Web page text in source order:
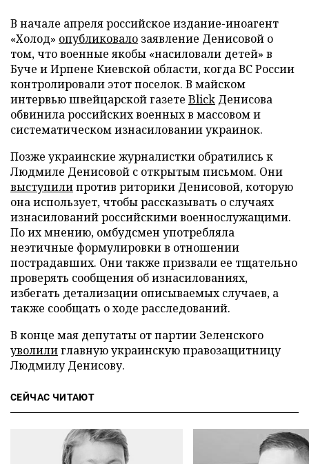
В начале апреля российское издание-иноагент
«Холод» опубликовало заявление Денисовой о
том, что военные якобы «насиловали детей» в
Буче и Ирпене Киевской области, когда ВС России
контролировали этот поселок. В майском
интервью швейцарской газете Blick Денисова
обвинила российских военных в массовом и
систематическом изнасиловании украинок.
Позже украинские журналистки обратились к
Людмиле Денисовой с открытым письмом. Они
выступилипротив риторики Денисовой, которую
она использует, чтобы рассказывать о случаях
изнасилований российскими военнослужащими.
По их мнению, омбудсмен употребляла
неэтичные формулировки в отношении
пострадавших. Они также призвали ее тщательно
проверять сообщения об изнасилованиях,
избегать детализации описываемых случаев, а
также сообщать о ходе расследований.
В конце мая депутаты от партии Зеленского
уволилиглавную украинскую правозащитницу
Людмилу Денисову.
СЕЙЧАС ЧИТАЮТ